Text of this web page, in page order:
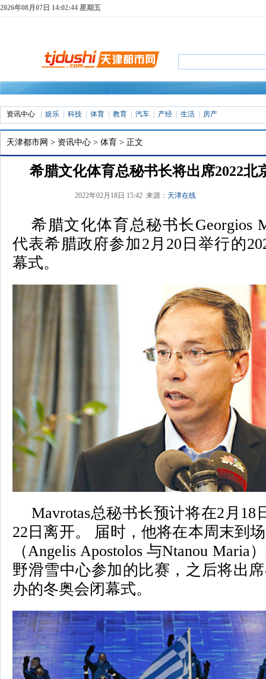
2026年08月07日 14:02:45 星期五
资讯中心 娱乐 科技 体育 教育 汽车 产经 生活 房产
天津都市网 > 资讯中心 > 体育 > 正文
希腊文化体育总秘书长将出席2022北
2022年02月18日 15:42 来源： 天津在线
希腊文化体育总秘书长Georgios
代表希腊政府参加2月20日举行的
幕式。
Mavrotas总秘书长预计将在2月18
22日离开。 届时，他将在本周末到
（Angelis Apostolos 与Ntanou Maria
野滑雪中心参加的比赛，之后将出
办的冬奥会闭幕式。